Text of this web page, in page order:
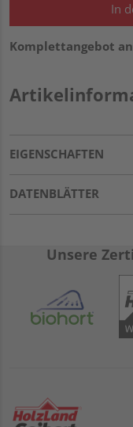
In
Komplettangebot
EIGENSCHAFTEN
DATENBLÄTTER
Unsere